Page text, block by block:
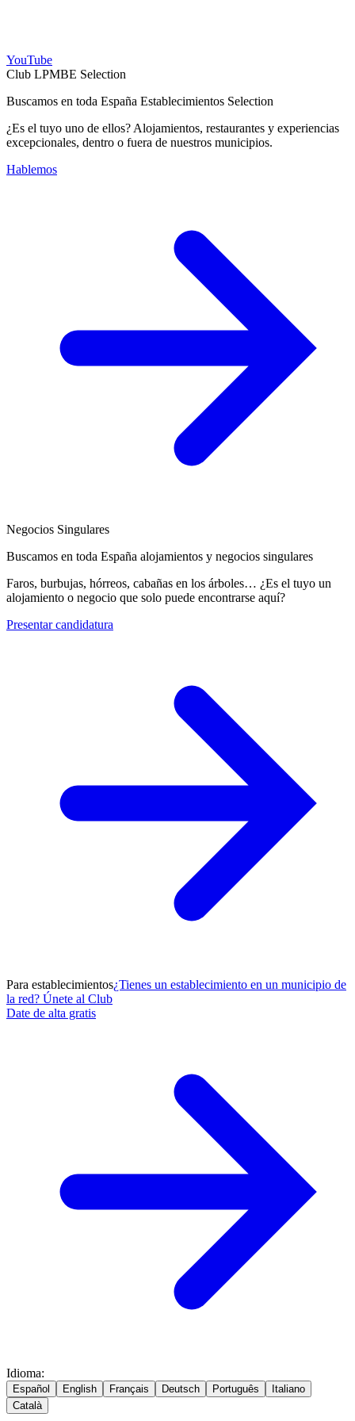
YouTube
Club LPMBE Selection
Buscamos en toda España Establecimientos Selection
¿Es el tuyo uno de ellos? Alojamientos, restaurantes y experiencias
excepcionales, dentro o fuera de nuestros municipios.
Hablemos
Negocios Singulares
Buscamos en toda España alojamientos y negocios singulares
Faros, burbujas, hórreos, cabañas en los árboles… ¿Es el tuyo un
alojamiento o negocio que solo puede encontrarse aquí?
Presentar candidatura
Para establecimientos¿Tienes un establecimiento en un municipio de
la red? Únete al Club
Date de alta gratis
Idioma:
Español English Français Deutsch Português
Italiano
Català